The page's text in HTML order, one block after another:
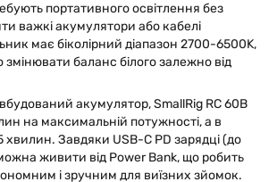
портативного освітлення без
важкі акумулятори або кабелі
має біколірний діапазон 2700-6500K,
змінювати баланс білого залежно від
акумулятор, SmallRig RC 60B
на максимальній потужності, а в
хвилин. Завдяки USB-C PD зарядці (до
живити від Power Bank, що робить
і зручним для виїзних зйомок.